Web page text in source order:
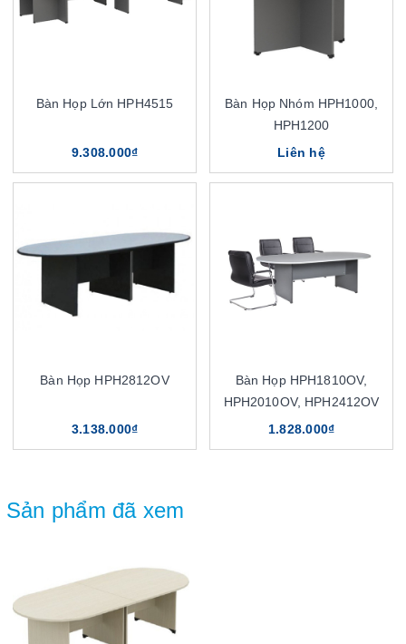
Bàn Họp Lớn HPH4515
9.308.000₫
Bàn Họp Nhóm HPH1000,
HPH1200
Liên hệ
Bàn Họp HPH2812OV
3.138.000₫
Bàn Họp HPH1810OV,
HPH2010OV, HPH2412OV
1.828.000₫
Sản phẩm đã xem